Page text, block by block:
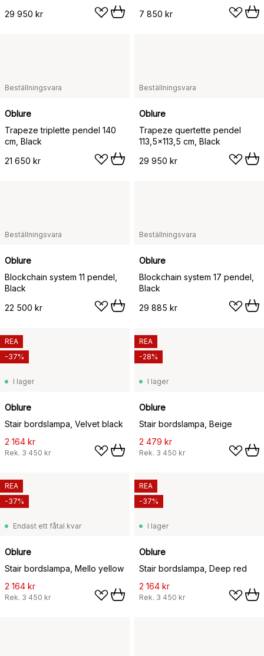
29 950 kr
7 850 kr
Beställningsvara
Oblure
Trapeze triplette pendel 140
cm, Black
21 650 kr
Beställningsvara
Oblure
Trapeze quertette pendel
113,5x113,5 cm, Black
29 950 kr
Beställningsvara
Oblure
Blockchain system 11 pendel,
Black
22 500 kr
Beställningsvara
Oblure
Blockchain system 17 pendel,
Black
29 885 kr
I lager
Oblure
Stair bordslampa, Velvet black
2 164 kr
Rek. 3 450 kr
REA
-37%
I lager
Oblure
Stair bordslampa, Beige
2 479 kr
Rek. 3 450 kr
REA
-28%
Endast ett fåtal kvar
Oblure
Stair bordslampa, Mello yellow
2 164 kr
Rek. 3 450 kr
REA
-37%
I lager
Oblure
Stair bordslampa, Deep red
2 164 kr
Rek. 3 450 kr
REA
-37%